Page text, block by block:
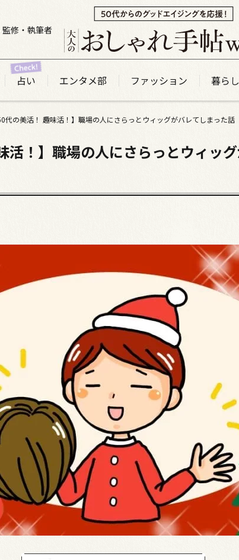
監修・執筆者
占い エンタメ部 ファッション 暮らし
50代の美活！ 趣味活！】職場の人にさらっとウィッグがバレてしまった話
活！】職場の人にさらっとウィッ